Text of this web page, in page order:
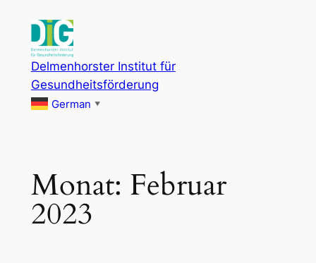
springen
Delmenhorster Institut für
Gesundheitsförderung
German ▼
Monat: Februar
2023